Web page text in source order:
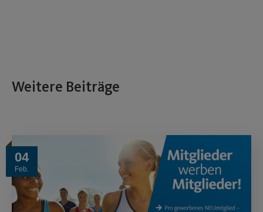
Weitere Beiträge
04
Feb.